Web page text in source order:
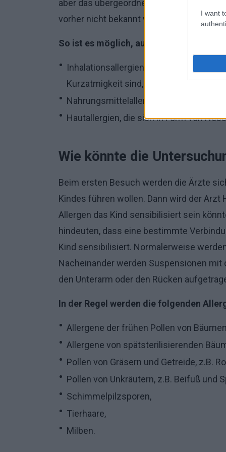
I want
aber das übergeordnete Ziel ist es,
vorher nicht bekannt war.
So ist es möglich, auf folgende Punkte
Inhalationsallergien, deren Folgen
Kurzatmigkeit sind,
Nahrungsmittelallergie, z.B. gegen
Hautallergien, die sich in Form von
Wie könnte die
Beim ersten Besuch werden die Ärzte
Kindes führen wollen. Dann wird der
Allergen das Kind sensibilisiert sein
hindeuten, dass eine bestimmte
Kind sensibilisiert. Normalerweise
Nacheinander werden Suspensionen mit
den Unterarm oder den Rücken
In der Regel werden die folgenden
Allergene der frühen Pollen von
Allergene von spätsterilisierenden
Pollen von Gräsern und Getreide, z.B.
Pollen von Unkräutern, z.B. Beifuß und
Schimmelpilzsporen,
Tierhaare,
Milben.